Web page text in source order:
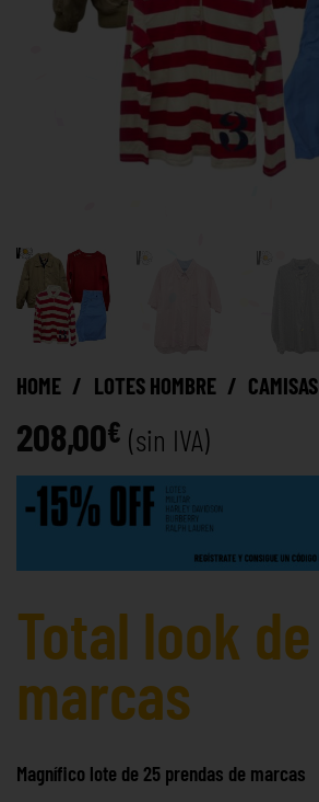
HOME / LOTES HOMBRE / CAMISAS
208,00€ (sin IVA)
Total look de
marcas
Magnífico lote de 25 prendas de marcas